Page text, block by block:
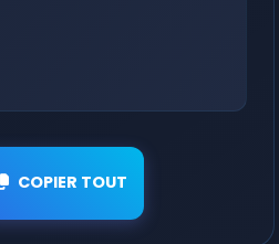
COPIER TOUT